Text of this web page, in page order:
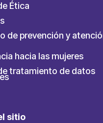
Ética
de prevención y
hacia las mujeres
tratamiento de datos
sitio